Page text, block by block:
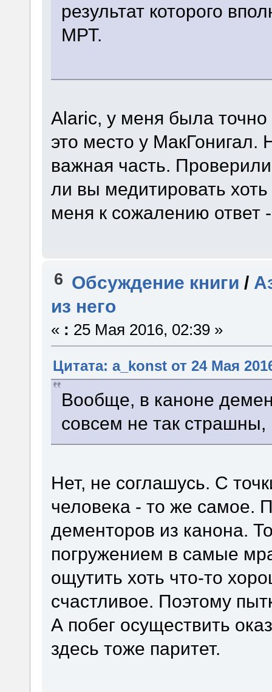
результат которого
МРТ.
Alaric, у меня была точно
это место у МакГонигал.
важная часть.
ли вы медитировать
меня к сожалению ответ
6 Обсуждение книги /
из него
« : 25 Мая 2016, 02:39 »
Цитата: a_konst от 24 Мая
Вообще, в каноне
совсем не так
Нет, не соглашусь. С
человека - то же самое.
дементоров из канона.
погружением в самые
ощутить хоть что-то
счастливое. Поэтому
А побег осуществить
здесь тоже паритет.